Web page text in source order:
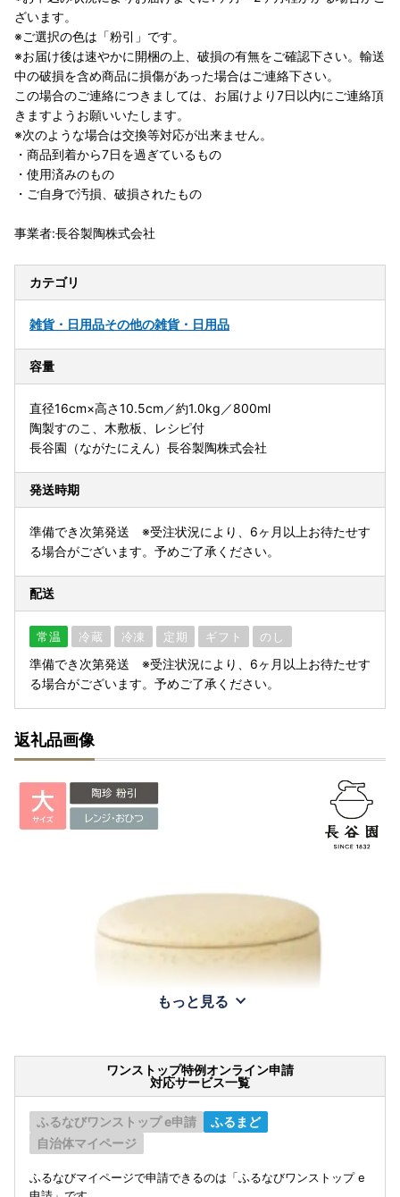
ざいます。
※ご選択の色は「粉引」です。
※お届け後は速やかに開梱の上、破損の有無をご確認下さい。輸送
中の破損を含め商品に損傷があった場合はご連絡下さい。
この場合のご連絡につきましては、お届けより7日以内にご連絡頂
きますようお願いいたします。
※次のような場合は交換等対応が出来ません。
・商品到着から7日を過ぎているもの
・使用済みのもの
・ご自身で汚損、破損されたもの
事業者:長谷製陶株式会社
カテゴリ
雑貨・日用品その他の雑貨・日用品
容量
直径16cm×高さ10.5cm／約1.0kg／800ml
陶製すのこ、木敷板、レシピ付
長谷園（ながたにえん）長谷製陶株式会社
発送時期
準備でき次第発送 ※受注状況により、6ヶ月以上お待たせす
る場合がございます。予めご了承ください。
配送
常温 冷蔵 冷凍 定期 ギフト のし
準備でき次第発送 ※受注状況により、6ヶ月以上お待たせす
る場合がございます。予めご了承ください。
返礼品画像
もっと見る
ワンストップ特例オンライン申請
対応サービス一覧
ふるなびワンストップ e申請
ふるまど
自治体マイページ
ふるなびマイページで申請できるのは「ふるなびワンストップ e